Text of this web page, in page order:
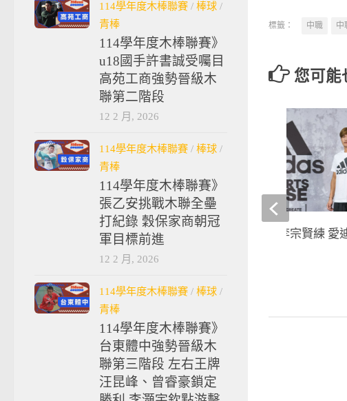
標籤： 中職 中
您可
訓練》跟著王柏融李宗賢練 愛
114學年度木棒聯賽 / 棒球 /
青棒
114學年度木棒聯賽》
u18國手許書誠受囑目
高苑工商強勢晉級木
聯第二階段
12 2 月, 2026
114學年度木棒聯賽 / 棒球 /
青棒
114學年度木棒聯賽》
張乙安挑戰木聯全壘
打紀錄 穀保家商朝冠
軍目標前進
12 2 月, 2026
114學年度木棒聯賽 / 棒球 /
青棒
114學年度木棒聯賽》
台東體中強勢晉級木
聯第三階段 左右王牌
汪昆峰、曾睿豪鎖定